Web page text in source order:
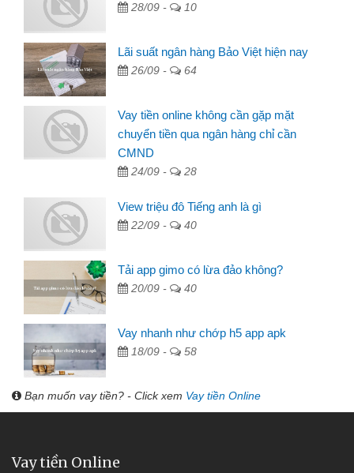
28/09 - 10
Lãi suất ngân hàng Bảo Việt hiện nay
26/09 - 64
Vay tiền online không cần gặp mặt
chuyển tiền qua ngân hàng chỉ cần
CMND
24/09 - 28
View triệu đô Tiếng anh là gì
22/09 - 40
Tải app gimo có lừa đảo không?
20/09 - 40
Vay nhanh như chớp h5 app apk
18/09 - 58
Bạn muốn vay tiền? - Click xem Vay tiền Online
Vay tiền Online